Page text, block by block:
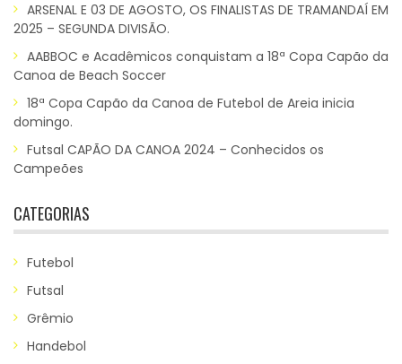
ARSENAL E 03 DE AGOSTO, OS FINALISTAS DE TRAMANDAÍ EM
2025 – SEGUNDA DIVISÃO.
AABBOC e Acadêmicos conquistam a 18ª Copa Capão da
Canoa de Beach Soccer
18ª Copa Capão da Canoa de Futebol de Areia inicia
domingo.
Futsal CAPÃO DA CANOA 2024 – Conhecidos os
Campeões
CATEGORIAS
Futebol
Futsal
Grêmio
Handebol